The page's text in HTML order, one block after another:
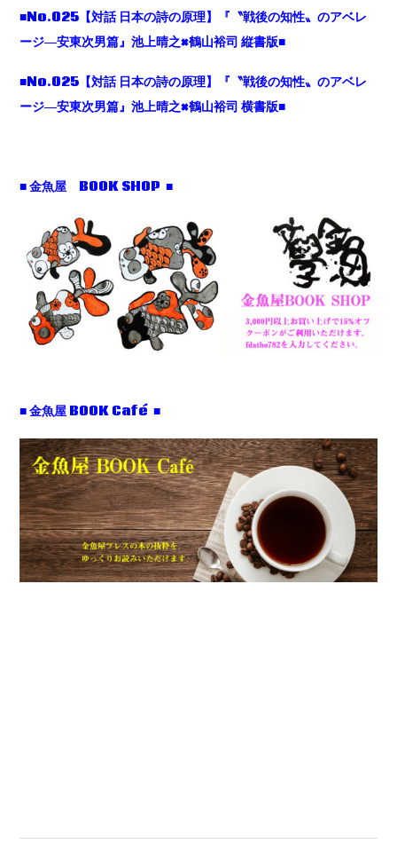
■No.025【対話 日本の詩の原理】『〝戦後の知性〟のアベレ
ージ―安東次男篇』池上晴之×鶴山裕司 縦書版■
■No.025【対話 日本の詩の原理】『〝戦後の知性〟のアベレ
ージ―安東次男篇』池上晴之×鶴山裕司 横書版■
■ 金魚屋 BOOK SHOP ■
■ 金魚屋 BOOK Café ■